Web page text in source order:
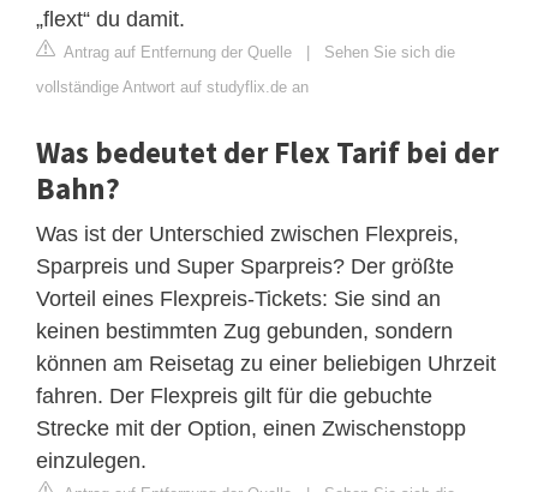
„flext“ du damit.
Antrag auf Entfernung der Quelle | Sehen Sie sich die
vollständige Antwort auf studyflix.de an
Was bedeutet der Flex Tarif bei der
Bahn?
Was ist der Unterschied zwischen Flexpreis,
Sparpreis und Super Sparpreis? Der größte
Vorteil eines Flexpreis-Tickets: Sie sind an
keinen bestimmten Zug gebunden, sondern
können am Reisetag zu einer beliebigen Uhrzeit
fahren. Der Flexpreis gilt für die gebuchte
Strecke mit der Option, einen Zwischenstopp
einzulegen.